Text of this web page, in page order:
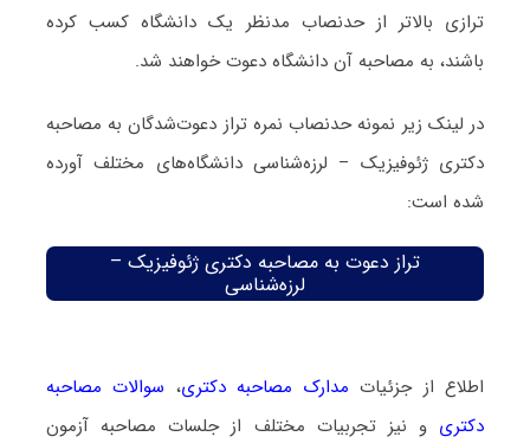
ترازی بالاتر از حدنصاب مدنظر یک دانشگاه کسب کرده
باشند، به مصاحبه آن دانشگاه دعوت خواهند شد.
در لینک زیر نمونه حدنصاب نمره تراز دعوت‌شدگان به مصاحبه
دکتری ژئوفیزیک – لرزه‌شناسی دانشگاه‌های مختلف آورده
شده است:
تراز دعوت به مصاحبه دکتری ژئوفیزیک –
لرزه‌شناسی
اطلاع از جزئیات مدارک مصاحبه دکتری، سوالات مصاحبه
دکتری و نیز تجربیات مختلف از جلسات مصاحبه آزمون